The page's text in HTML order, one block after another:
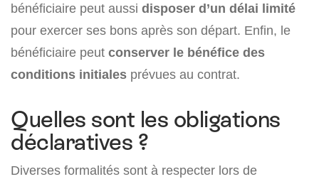
bénéficiaire peut aussi disposer d’un délai limité
pour exercer ses bons après son départ. Enfin, le
bénéficiaire peut conserver le bénéfice des
conditions initiales prévues au contrat.
Quelles sont les obligations
déclaratives ?
Diverses formalités sont à respecter lors de